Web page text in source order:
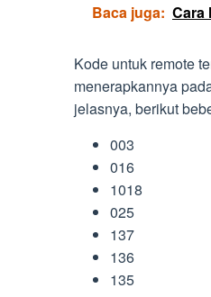
Baca juga: Cara
Kode untuk remote
menerapkannya
jelasnya, berikut
003
016
1018
025
137
136
135